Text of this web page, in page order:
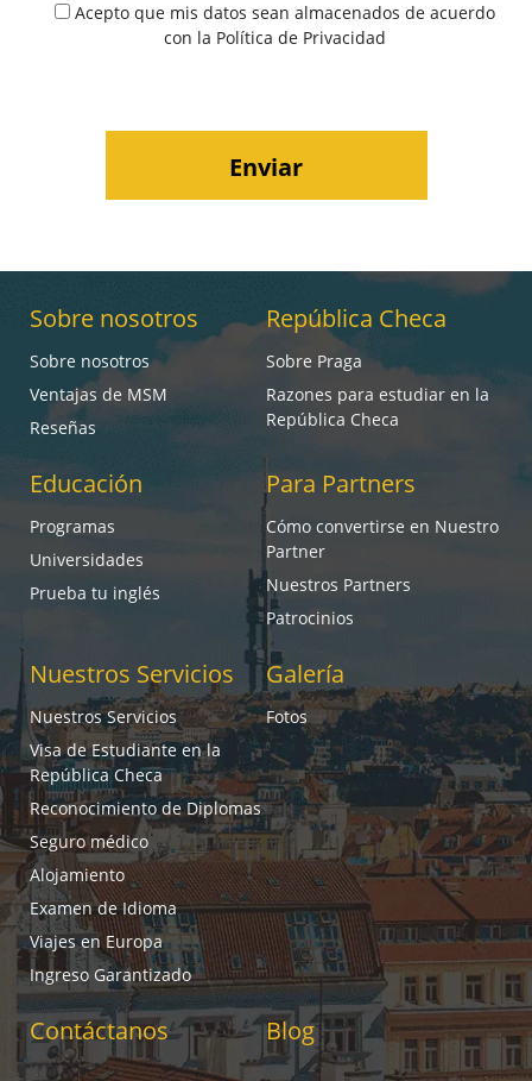
Acepto que mis datos sean almacenados de acuerdo
con la Política de Privacidad
Sobre nosotros
Sobre nosotros
Ventajas de MSM
Reseñas
República Checa
Sobre Praga
Razones para estudiar en la
República Checa
Educación
Programas
Universidades
Prueba tu inglés
Para Partners
Cómo convertirse en Nuestro
Partner
Nuestros Partners
Patrocinios
Nuestros Servicios
Nuestros Servicios
Visa de Estudiante en la
República Checa
Reconocimiento de Diplomas
Seguro médico
Alojamiento
Examen de Idioma
Viajes en Europa
Ingreso Garantizado
Galería
Fotos
Contáctanos Blog